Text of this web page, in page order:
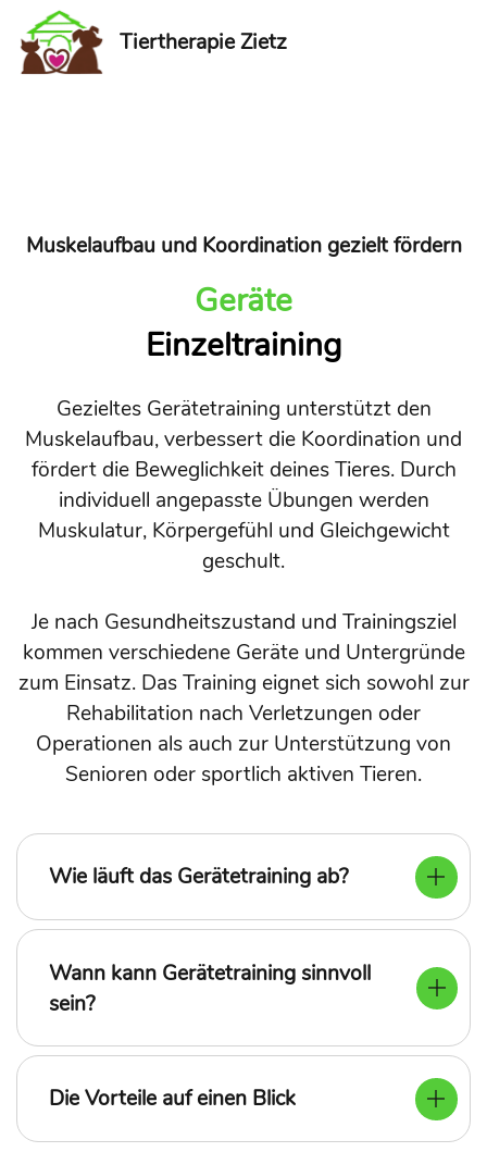
Tiertherapie Zietz
Muskelaufbau und Koordination gezielt fördern
Geräte
Einzeltraining
Gezieltes Gerätetraining unterstützt den
Muskelaufbau, verbessert die Koordination und
fördert die Beweglichkeit deines Tieres. Durch
individuell angepasste Übungen werden
Muskulatur, Körpergefühl und Gleichgewicht
geschult.
Je nach Gesundheitszustand und Trainingsziel
kommen verschiedene Geräte und Untergründe
zum Einsatz. Das Training eignet sich sowohl zur
Rehabilitation nach Verletzungen oder
Operationen als auch zur Unterstützung von
Senioren oder sportlich aktiven Tieren.
Wie läuft das Gerätetraining ab?
Wann kann Gerätetraining sinnvoll
sein?
Die Vorteile auf einen Blick